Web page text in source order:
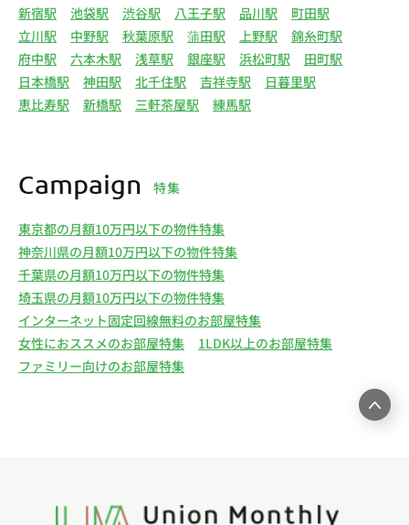
新宿駅 池袋駅 渋谷駅 八王子駅 品川駅
町田駅
立川駅
中野駅 秋葉原駅 蒲田駅 上野駅
錦糸町駅
府中駅
六本木駅 浅草駅 銀座駅 浜松町駅
田町駅
日本橋駅
神田駅 北千住駅 吉祥寺駅
日暮里駅
恵比寿駅
新橋駅 三軒茶屋駅 練馬駅
Campaign 特集
東京都の月額10万円以下の物件特集
神奈川県の月額10万円以下の物件特集
千葉県の月額10万円以下の物件特集
埼玉県の月額10万円以下の物件特集
インターネット固定回線無料のお部屋特集
女性におススメのお部屋特集
1LDK以上のお部屋特集
ファミリー向けのお部屋特集